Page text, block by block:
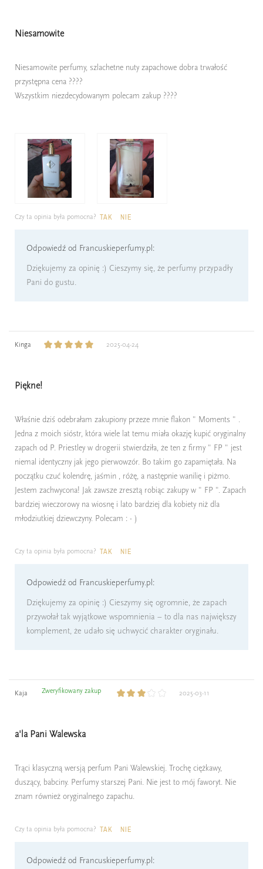
Niesamowite
Niesamowite perfumy, szlachetne nuty zapachowe dobra trwałość
przystępna cena ????
Wszystkim niezdecydowanym polecam zakup ????
Czy ta opinia była pomocna? TAK NIE
Odpowiedź od Francuskieperfumy.pl:
Dziękujemy za opinię :) Cieszymy się, że perfumy przypadły
Pani do gustu.
Kinga 2025-04-24
Piękne!
Właśnie dziś odebrałam zakupiony przeze mnie flakon " Moments " .
Jedna z moich sióstr, która wiele lat temu miała okazję kupić oryginalny
zapach od P. Priestley w drogerii stwierdziła, że ten z firmy " FP " jest
niemal identyczny jak jego pierwowzór. Bo takim go zapamiętała. Na
początku czuć kolendrę, jaśmin , różę, a następnie wanilię i piżmo.
Jestem zachwycona! Jak zawsze zresztą robiąc zakupy w " FP ". Zapach
bardziej wieczorowy na wiosnę i lato bardziej dla kobiety niż dla
młodziutkiej dziewczyny. Polecam : - )
Czy ta opinia była pomocna? TAK NIE
Odpowiedź od Francuskieperfumy.pl:
Dziękujemy za opinię :) Cieszymy się ogromnie, że zapach
przywołał tak wyjątkowe wspomnienia – to dla nas największy
komplement, że udało się uchwycić charakter oryginału.
Kaja Zweryfikowany zakup 2025-03-11
a'la Pani Walewska
Trąci klasyczną wersją perfum Pani Walewskiej. Trochę ciężkawy,
duszący, babciny. Perfumy starszej Pani. Nie jest to mój faworyt. Nie
znam również oryginalnego zapachu.
Czy ta opinia była pomocna? TAK NIE
Odpowiedź od Francuskieperfumy.pl: